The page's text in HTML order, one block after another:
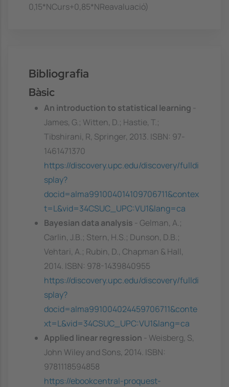
0,15*NCurs+0,85*NReavaluació)
Bibliografia
Bàsic
An introduction to statistical learning
James, G.; Witten, D.; Hastie, T.;
Tibshirani, R, Springer, 2013. ISBN: 97-
1461471370
https://discovery.upc.edu/discovery/fulldi
splay?
docid=alma991004014109706711&contex
t=L&vid=34CSUC_UPC:VU1&lang=ca
Bayesian data analysis
- Gelman, A.;
Carlin, J.B.; Stern, H.S.; Dunson, D.B.;
Vehtari, A.; Rubin, D., Chapman & Hall,
2014. ISBN: 978-1439840955
https://discovery.upc.edu/discovery/fulldi
splay?
docid=alma991004024459706711&conte
xt=L&vid=34CSUC_UPC:VU1&lang=ca
Applied linear regression
- Weisberg, S,
John Wiley and Sons, 2014. ISBN:
9781118594858
https://ebookcentral-proquest-